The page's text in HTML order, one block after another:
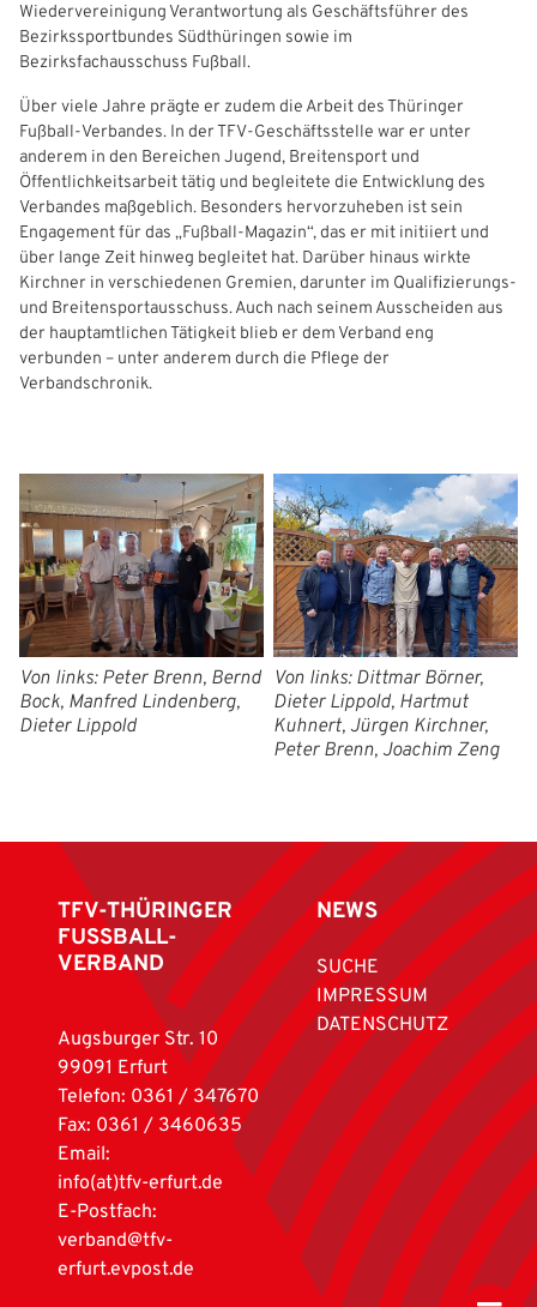
Wiedervereinigung Verantwortung als Geschäftsführer des
Bezirkssportbundes Südthüringen sowie im
Bezirksfachausschuss Fußball.
Über viele Jahre prägte er zudem die Arbeit des Thüringer
Fußball‑Verbandes. In der TFV‑Geschäftsstelle war er unter
anderem in den Bereichen Jugend, Breitensport und
Öffentlichkeitsarbeit tätig und begleitete die Entwicklung des
Verbandes maßgeblich. Besonders hervorzuheben ist sein
Engagement für das „Fußball‑Magazin“, das er mit initiiert und
über lange Zeit hinweg begleitet hat. Darüber hinaus wirkte
Kirchner in verschiedenen Gremien, darunter im Qualifizierungs‑
und Breitensportausschuss. Auch nach seinem Ausscheiden aus
der hauptamtlichen Tätigkeit blieb er dem Verband eng
verbunden – unter anderem durch die Pflege der
Verbandschronik.
Von links: Peter Brenn, Bernd
Bock, Manfred Lindenberg,
Dieter Lippold
Von links: Dittmar Börner,
Dieter Lippold, Hartmut
Kuhnert, Jürgen Kirchner,
Peter Brenn, Joachim Zeng
TFV-THÜRINGER
FUSSBALL-
VERBAND
Augsburger Str. 10
99091 Erfurt
Telefon: 0361 / 347670
Fax: 0361 / 3460635
Email:
info(at)tfv-erfurt.de
E-Postfach:
verband@tfv-
erfurt.evpost.de
NEWS
SUCHE
IMPRESSUM
DATENSCHUTZ
Passwort: